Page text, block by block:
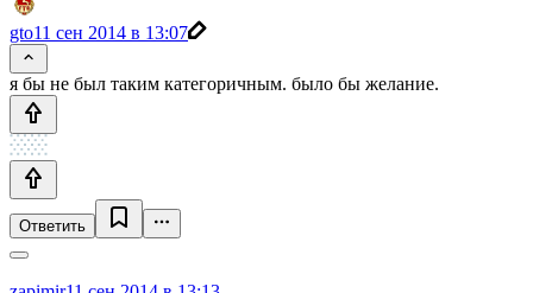
gto11 сен 2014 в 13:07
я бы не был таким категоричным. было бы желание.
Ответить